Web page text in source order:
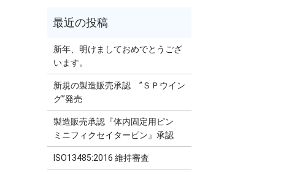
新年、明けましておめでとうござ
います。
新規の製造販売承認 ”ＳＰウイン
グ”発売
製造販売承認『体内固定用ピン
ミニフィクセイターピン』承認
ISO13485:2016 維持審査